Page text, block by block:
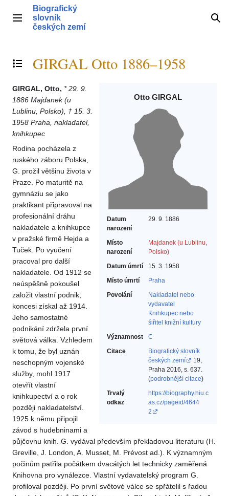
obsahHlavní menu
Biografický
slovník
českých zemí
Přepnout obsah
GIRGAL Otto 1886–1958
Otto GIRGAL
Datum
narození
29. 9. 1886
Místo
narození
Majdanek (u Lublinu,
Polsko)
Datum úmrtí
15. 3. 1958
Místo úmrtí
Praha
Povolání
Nakladatel nebo
vydavatel‎
Knihkupec nebo
šiřitel knižní kultury‎
Významnost
C
Citace
Biografický slovník
českých zemí
19,
Praha 2016, s. 637.
(podrobnější citace)
Trvalý
odkaz
https://biography.hiu.c
as.cz/pageid/4644
2
GIRGAL, Otto, * 29. 9.
1886 Majdanek (u
Lublinu, Polsko), † 15. 3.
1958 Praha, nakladatel,
knihkupec
Rodina pocházela z
ruského záboru Polska,
G. prožil většinu života v
Praze. Po maturitě na
gymnáziu se jako
praktikant připravoval na
profesionální dráhu
nakladatele a knihkupce
v pražské firmě Hejda a
Tuček. Po vyučení
pracoval pro další
nakladatele. Od 1912 se
neúspěšně pokoušel
založit vlastní podnik,
koncesi získal až 1914.
Jeho samostatné
podnikání zdržela první
světová válka. Vzhledem
k tomu, že byl uznán
neschopným vojenské
služby, mohl 1917
otevřít vlastní
knihkupectví a o rok
později nakladatelství.
1925 k němu připojil
závod s hudebninami a
půjčovnu knih. G. vydával především překladovou literaturu (H.
Greville, J. London, A. Musset, M. Prévost ad.). K významným
počinům patřila počátkem dvacátých let technicky zaměřená
Knihovna pro vynálezce. Vlastní vydavatelský program G.
profiloval později. Po první světové válce se spřátelil s řadou